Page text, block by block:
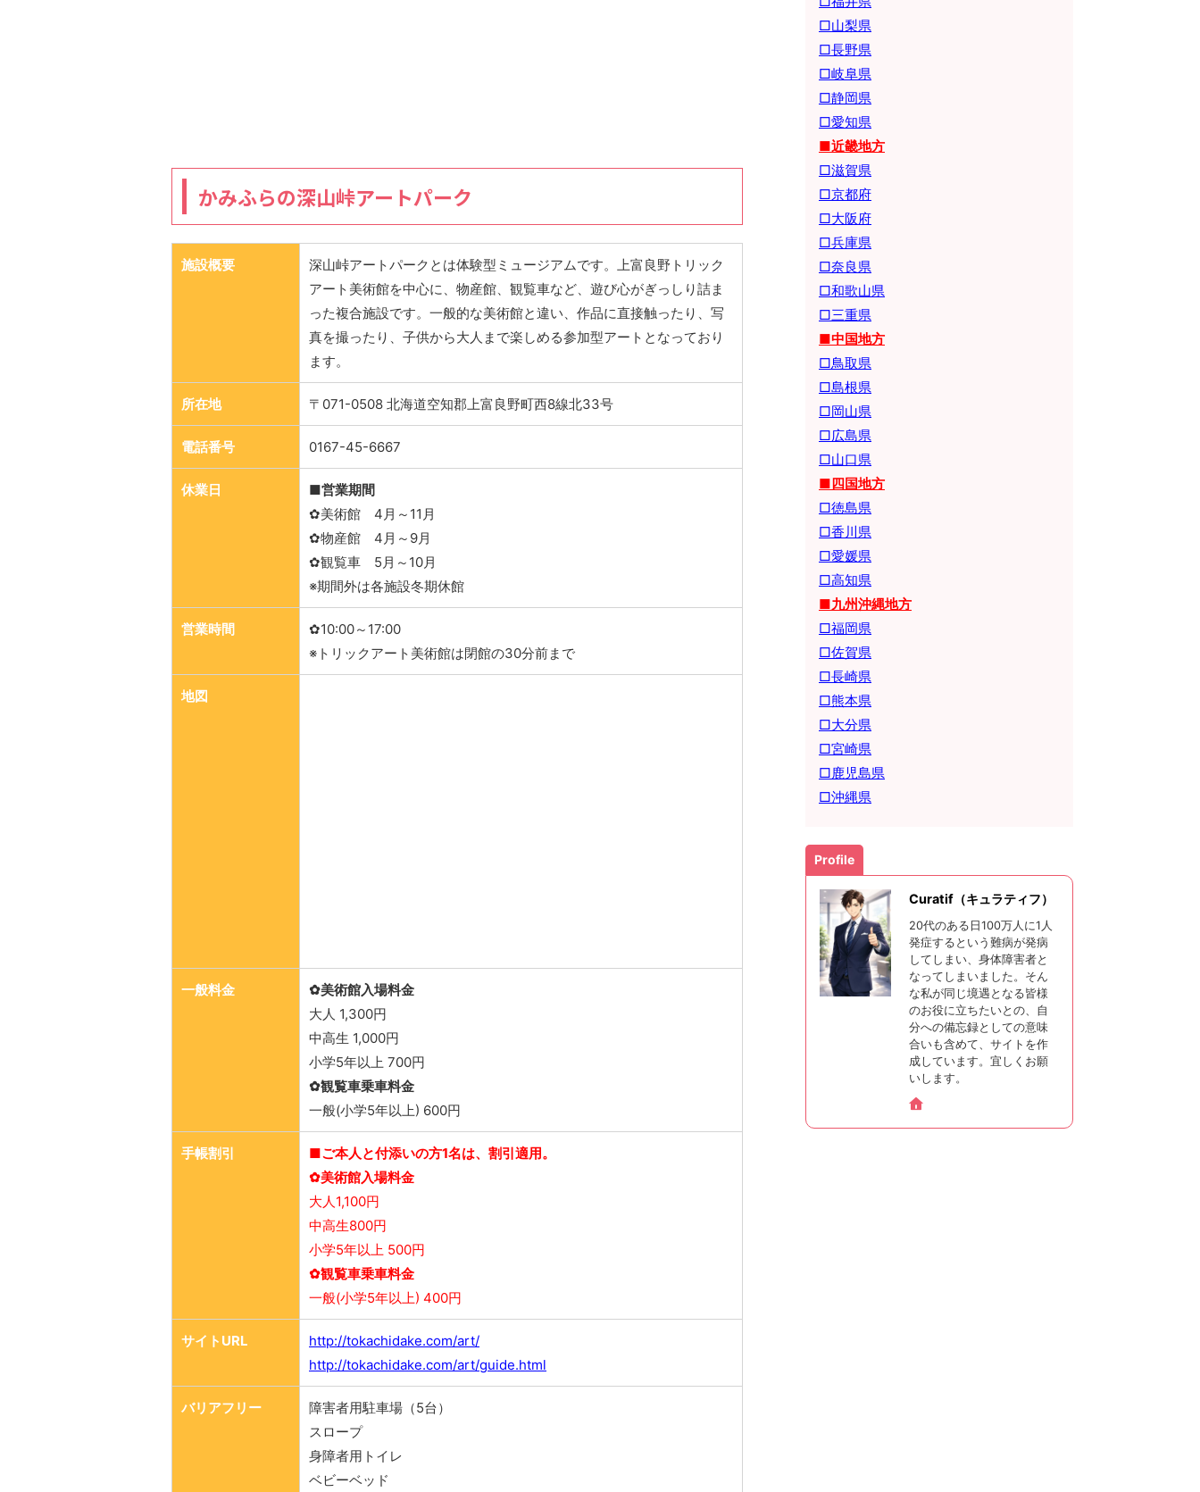
かみふらの深山峠アートパーク
施設概要
深山峠アートパークとは体験型ミュージアムです。上富良野トリック
アート美術館を中心に、物産館、観覧車など、遊び心がぎっしり詰ま
った複合施設です。一般的な美術館と違い、作品に直接触ったり、写
真を撮ったり、子供から大人まで楽しめる参加型アートとなっており
ます。
所在地 〒071-0508 北海道空知郡上富良野町西8線北33号
電話番号 0167-45-6667
休業日
■営業期間
✿美術館 4月～11月
✿物産館 4月～9月
✿観覧車 5月～10月
※期間外は各施設冬期休館
営業時間
✿10:00～17:00
※トリックアート美術館は閉館の30分前まで
地図
一般料金
✿美術館入場料金
大人 1,300円
中高生 1,000円
小学5年以上 700円
✿観覧車乗車料金
一般(小学5年以上) 600円
手帳割引
■ご本人と付添いの方1名は、割引適用。
✿美術館入場料金
大人1,100円
中高生800円
小学5年以上 500円
✿観覧車乗車料金
一般(小学5年以上) 400円
サイトURL
http://tokachidake.com/art/
http://tokachidake.com/art/guide.html
バリアフリー
障害者用駐車場（5台）
スロープ
身障者用トイレ
ベビーベッド
□山梨県
□長野県
□岐阜県
□静岡県
□愛知県
■近畿地方
□滋賀県
□京都府
□大阪府
□兵庫県
□奈良県
□和歌山県
□三重県
■中国地方
□鳥取県
□島根県
□岡山県
□広島県
□山口県
■四国地方
□徳島県
□香川県
□愛媛県
□高知県
■九州沖縄地方
□福岡県
□佐賀県
□長崎県
□熊本県
□大分県
□宮崎県
□鹿児島県
□沖縄県
Profile
Curatif（キュラティフ）
20代のある日100万人に1人
発症するという難病が発病
してしまい、身体障害者と
なってしまいました。そん
な私が同じ境遇となる皆様
のお役に立ちたいとの、自
分への備忘録としての意味
合いも含めて、サイトを作
成しています。宜しくお願
いします。